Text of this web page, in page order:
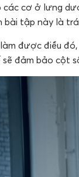
các cơ ở lưng
bài tập này là
được điều
sẽ đảm bảo cột